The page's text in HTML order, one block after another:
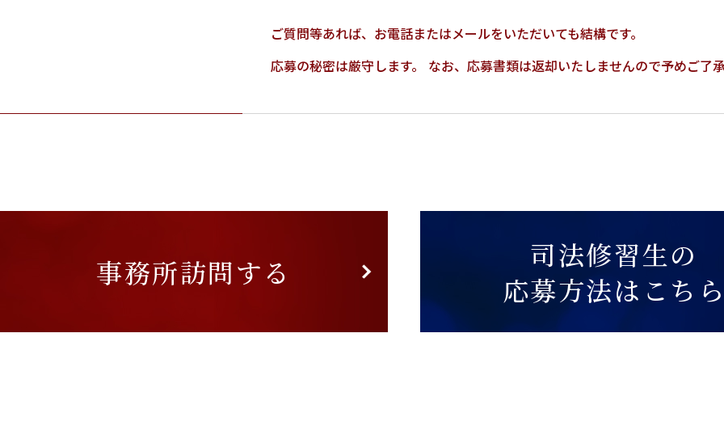
ご質問等あれば、 お電話またはメールをいただいても結構です。
応募の秘密は厳守します。
なお、応募書類は返却いたしませんので予めご了
事務所訪問する
司法修習生の
応募方法はこち